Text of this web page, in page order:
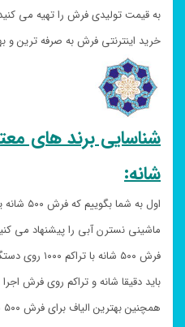
به قیمت تولیدی فرش را تهیه می
خرید اینترنتی فرش به صرفه ترین و
شانه:
اول به
ماشینی نسترن آبی را پیشنهاد می
فرش ۵۰۰ شانه
باید دقیقا شانه و تراکم روی فرش